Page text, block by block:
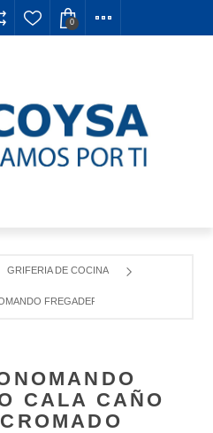
0
GRIFERIA DE COCINA
FREGADERO CALA CAÑO CURVO
CALA CAÑO